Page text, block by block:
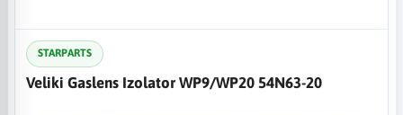
STARPARTS
Veliki Gaslens Izolator WP9/WP20 54N63-20